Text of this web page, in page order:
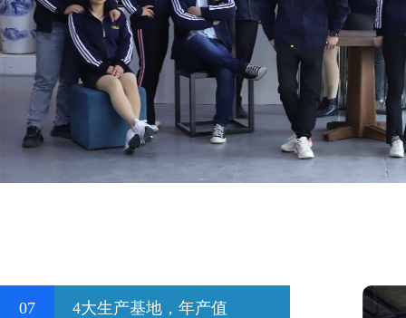
07 4大生产基地，年产值